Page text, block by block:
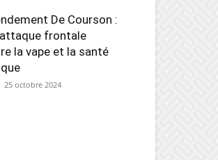
De Courson :
frontale
la vape et la santé
25 octobre 2024